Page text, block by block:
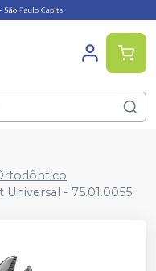
- 75.01.0055